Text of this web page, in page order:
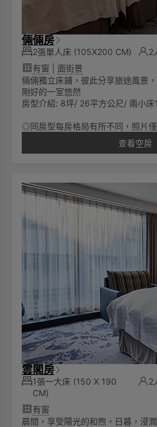
倆倆房
2張單人床 (105X200 CM)
2
有窗
面街景
倆倆獨立床鋪，彼此分享旅途風景
剛好的一室悠然
房型介紹: 8坪/ 26平方公尺/ 兩小
◎同房型每房格局有所不同，照片僅
查看空房
雲閣房
1張一大床 (150 X 190
CM)
2
有窗
晨間，享受陽光的和煦，日暮，浸